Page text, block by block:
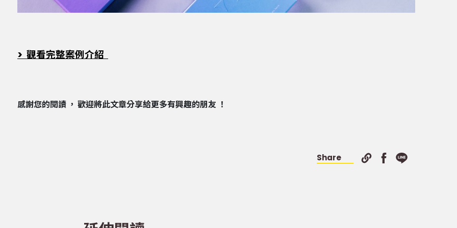
> 觀看完整案例介紹
感謝您的閱讀 ， 歡迎將此文章分享給更多有興趣的朋友 ！
Share